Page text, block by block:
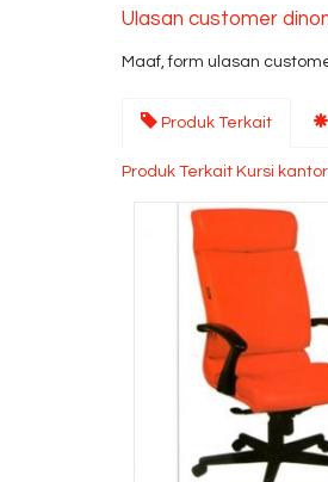
Ulasan customer
Maaf, form ulasan
Produk Terkait
Produk Terkait Kursi